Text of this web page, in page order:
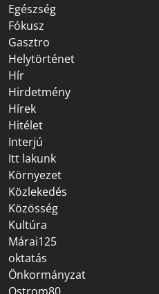
Egészség
Fókusz
Gasztro
Helytörténet
Hír
Hirdetmény
Hírek
Hitélet
Interjú
Itt lakunk
Környezet
Közlekedés
Közösség
Kultúra
Márai125
oktatás
Önkormányzat